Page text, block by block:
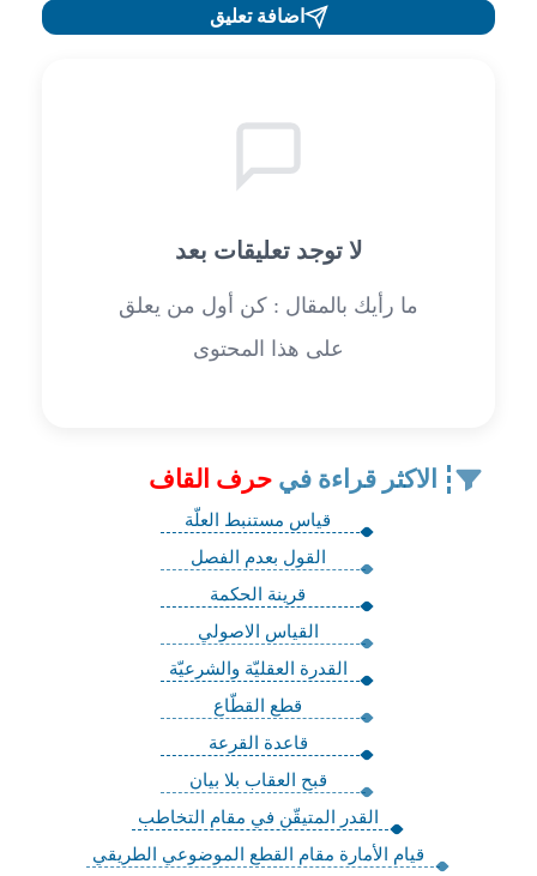
اضافة تعليق
لا توجد تعليقات بعد
ما رأيك بالمقال : كن أول من يعلق
على هذا المحتوى
الاكثر قراءة في حرف القاف
قياس مستنبط العلّة
القول بعدم الفصل
قرينة الحكمة
القياس الاصولي
القدرة العقليّة والشرعيّة
قطع القطّاع
قاعدة القرعة
قبح العقاب بلا بيان
القدر المتيقّن في مقام التخاطب
قيام الأمارة مقام القطع الموضوعي الطريقي